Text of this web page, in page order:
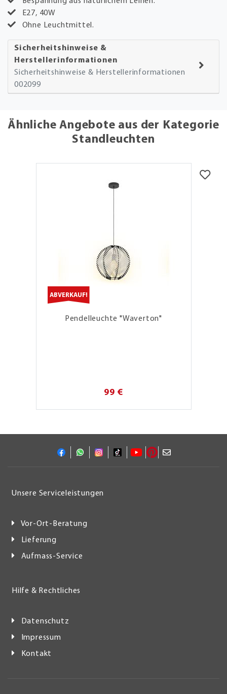
E27, 40W
Ohne Leuchtmittel.
Sicherheitshinweise &
Herstellerinformationen
Sicherheitshinweise & Herstellerinformationen
002099
Ähnliche Angebote aus der Kategorie
Standleuchten
ABVERKAUF!
Pendelleuchte "Waverton"
99 €
Unsere Serviceleistungen
Vor-Ort-Beratung
Lieferung
Aufmass-Service
Hilfe & Rechtliches
Datenschutz
Impressum
Kontakt